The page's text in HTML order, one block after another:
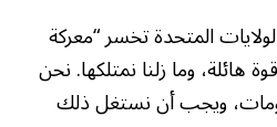
المتحدة تخسر “معركة
هائلة، وما زلنا نمتلكها. نحن
ويجب أن نستغل ذلك